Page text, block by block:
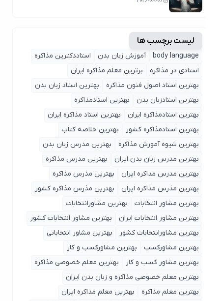
لیست برچسب ها
body language آموزش زبان بدن
استاددکترین مذاکره
استادی در مذاکره
برترین معلم مذاکره ایران
بهترین استاد اصول ‌فنون مذاکره
بهترین استاد زبان بدن
بهترین استادزبان بدن
بهترین استادمذاکره
بهترین استادمذاکره ایران
بهترین استاد مذاکره ایران
بهترین استادمذاکره کشور
بهترین خلاصه کتاب
بهترین شیوه آمورش مذاکره
بهترین مدرس زبان بدن
بهترین مدرس زبان بدن ایران
بهترین مدرس مذاکره
بهترین مدرس مذاکره ایران
بهترین مذرس مذاکره
بهترین مذرس مذاکره ایران
بهترین مذرس مذاکره کشور
بهترین مشاور انتخابات
بهترین مشاورانتخابات
بهترین مشاور انتخابات ایران
بهترین مشاور انتخابات کشور
بهترین مشاورانتخابات کشور
بهترین مشاور انتخاباتی
بهترین مشاورکسب
بهترین مشاورکسب و کار
بهترین مشاور کسب و کار
بهترین معلم خصوصی مذاکره
بهترین معلم خصوصی مذاکره و زبان بدن ایران
بهترین معلم مذاکره
بهترین معلم مذاکره ایران